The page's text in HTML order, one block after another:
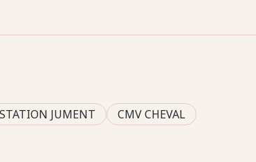
JUMENT
CMV CHEVAL